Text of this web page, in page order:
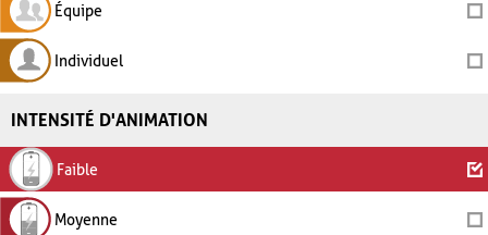
Équipe
Individuel
INTENSITÉ D'ANIMATION
Faible
Moyenne